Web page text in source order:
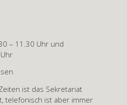
– 11.30 Uhr und
ist das Sekretariat
telefonisch ist aber immer